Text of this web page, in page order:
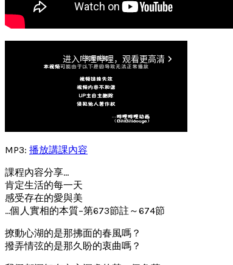
MP3: 播放講課內容
課程內容分享…
肯定生活的每一天
感受存在的愛與美
…個人實相的本質–第673節註～674節
撩動心湖的是那拂面的春風嗎？
撥弄情弦的是那久盼的衷曲嗎？